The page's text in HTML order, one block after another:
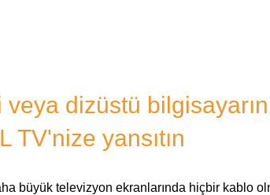
dizüstü
TV'nize yansıtın
büyük televizyon ekranlarında hiçbir kablo